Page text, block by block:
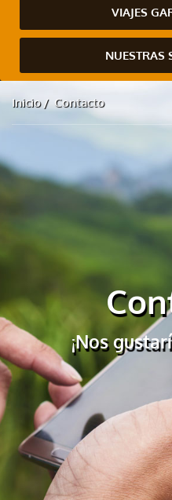
VIAJES
NUESTRAS
Inicio Contacto
¡Nos